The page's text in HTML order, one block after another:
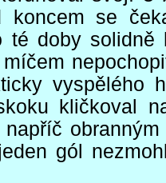
se
té doby
vyspělého
kličkoval
gól